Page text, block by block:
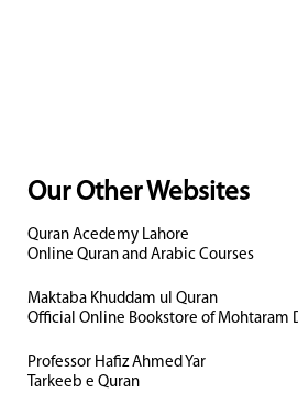
Our Other Websites
Quran Acedemy Lahore
Online Quran and Arabic Courses
Maktaba Khuddam ul Quran
Official Online Bookstore of Mohtaram
Professor Hafiz Ahmed Yar
Tarkeeb e Quran